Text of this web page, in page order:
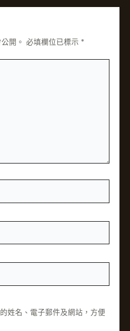
開。 必填欄位已標示 *
姓名、電子郵件及網站，方便